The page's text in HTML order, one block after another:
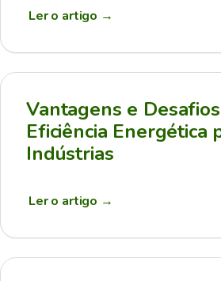
Ler o artigo →
Vantagens e
Eficiência Energética
Indústrias
Ler o artigo →